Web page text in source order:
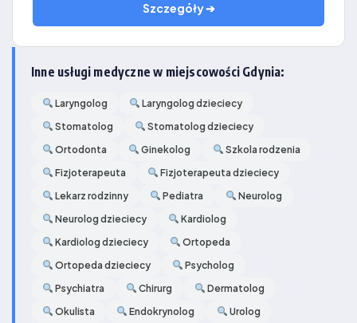
Szczegóły ➔
Inne usługi medyczne w miejscowości Gdynia:
Laryngolog
Laryngolog dzieciecy
Stomatolog
Stomatolog dzieciecy
Ortodonta
Ginekolog
Szkola rodzenia
Fizjoterapeuta
Fizjoterapeuta dzieciecy
Lekarz rodzinny
Pediatra
Neurolog
Neurolog dzieciecy
Kardiolog
Kardiolog dzieciecy
Ortopeda
Ortopeda dzieciecy
Psycholog
Psychiatra
Chirurg
Dermatolog
Okulista
Endokrynolog
Urolog